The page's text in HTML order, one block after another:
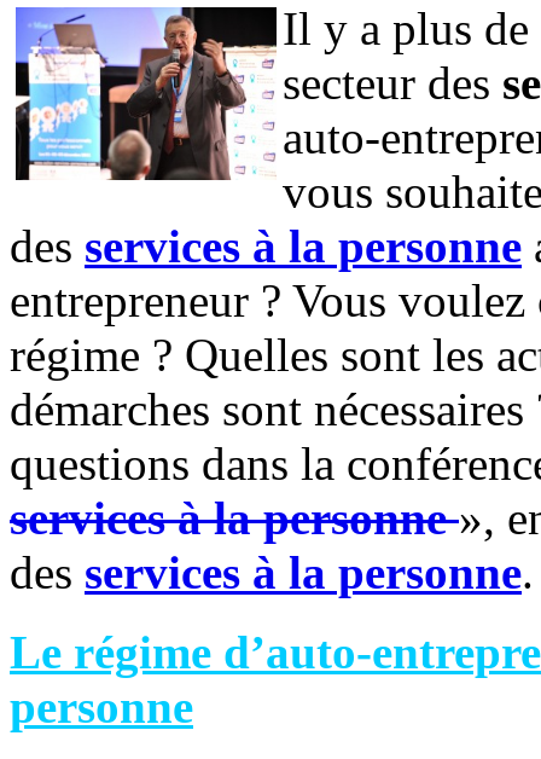
Il y a plus de
secteur des
auto-
vous
des services à la personne
entrepreneur ? Vous
régime ? Quelles sont les
démarches sont
questions dans la
services à la personne »,
des services à la personne.
Le régime d’auto-
personne